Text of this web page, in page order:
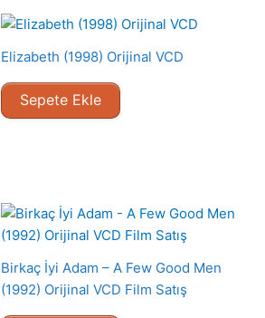
Elizabeth (1998) Orijinal VCD
Sepete Ekle
Birkaç İyi Adam – A Few Good Men
(1992) Orijinal VCD Film Satış